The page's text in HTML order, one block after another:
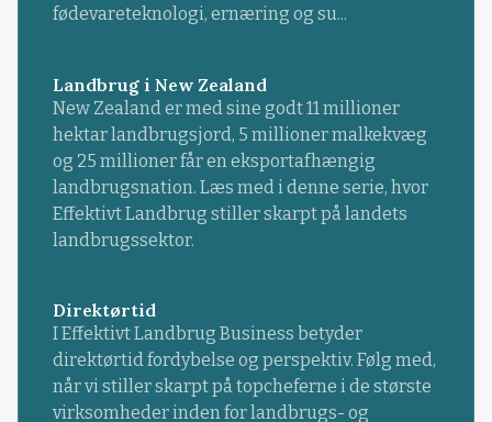
fødevareteknologi, ernæring og su...
Landbrug i New Zealand
New Zealand er med sine godt 11 millioner
hektar landbrugsjord, 5 millioner malkekvæg
og 25 millioner får en eksportafhængig
landbrugsnation. Læs med i denne serie, hvor
Effektivt Landbrug stiller skarpt på landets
landbrugssektor.
Direktørtid
I Effektivt Landbrug Business betyder
direktørtid fordybelse og perspektiv. Følg med,
når vi stiller skarpt på topcheferne i de største
virksomheder inden for landbrugs- og